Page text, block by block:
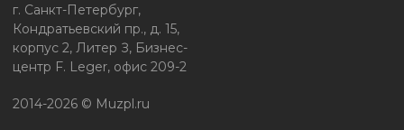
г. Санкт-Петербург,
Кондратьевский пр., д. 15,
корпус 2, Литер З, Бизнес-
центр F. Leger, офис 209-2
2014-2026 © Muzpl.ru